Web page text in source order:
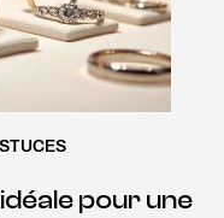
pour une